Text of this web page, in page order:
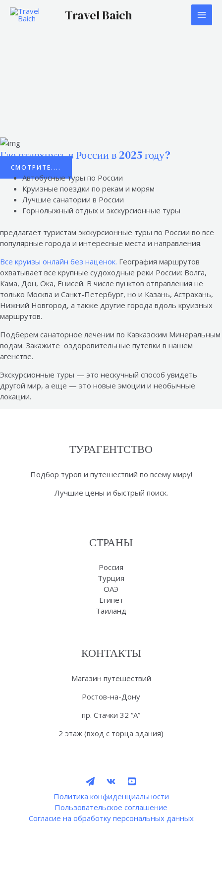
Перейти
Travel Baich
Где отдохнуть в России в 2025 году?
СМОТРИТЕ....
Автобусные туры по России
Круизные поездки по рекам и морям
Лучшие санатории в России
Горнолыжный отдых и экскурсионные туры
предлагает туристам экскурсионные туры по России во все
популярные города и интересные места и направления.
Все круизы онлайн без наценок. География маршрутов
охватывает все крупные судоходные реки России: Волга,
Кама, Дон, Ока, Енисей. В числе пунктов отправления не
только Москва и Санкт-Петербург, но и Казань, Астрахань,
Нижний Новгород, а также другие города вдоль круизных
маршрутов.
Подберем санаторное лечении по Кавказским Минеральным
водам. Закажите оздоровительные путевки в нашем
агенстве.
Экскурсионные туры — это нескучный способ увидеть
другой мир, а еще — это новые эмоции и необычные
локации.
ТУРАГЕНТСТВО
Подбор туров и путешествий по всему миру!
Лучшие цены и быстрый поиск.
СТРАНЫ
Россия
Турция
ОАЭ
Египет
Таиланд
КОНТАКТЫ
Магазин путешествий
Ростов-на-Дону
пр. Стачки 32 “А”
2 этаж (вход с торца здания)
Политика конфиденциальности
Пользовательское соглашение
Согласие на обработку персональных данных